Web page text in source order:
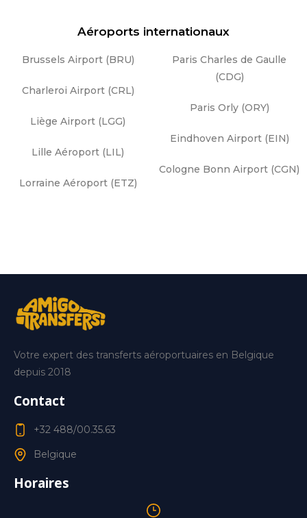
Aéroports internationaux
Brussels Airport (BRU)
Charleroi Airport (CRL)
Liège Airport (LGG)
Lille Aéroport (LIL)
Lorraine Aéroport (ETZ)
Paris Charles de Gaulle
(CDG)
Paris Orly (ORY)
Eindhoven Airport (EIN)
Cologne Bonn Airport (CGN)
Votre expert des transferts aéroportuaires en Belgique
depuis 2018
Contact
+32 488/00.35.63
Belgique
Horaires